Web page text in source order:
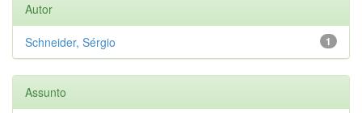
Autor
1
Schneider, Sérgio
Assunto